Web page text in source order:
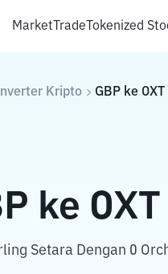
MarketTradeTokenized
Kripto GBP ke OXT
ke OXT
Setara Dengan 0